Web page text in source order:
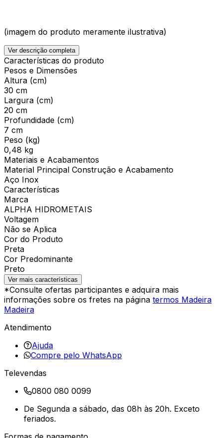
(imagem do produto meramente ilustrativa)
Ver descrição completa
Características do produto
Pesos e Dimensões
Altura (cm)
30 cm
Largura (cm)
20 cm
Profundidade (cm)
7 cm
Peso (kg)
0,48 kg
Materiais e Acabamentos
Material Principal Construção e Acabamento
Aço Inox
Características
Marca
ALPHA HIDROMETAIS
Voltagem
Não se Aplica
Cor do Produto
Preta
Cor Predominante
Preto
Ver mais características
*Consulte ofertas participantes e adquira mais
informações sobre os fretes na página termos Madeira
Madeira
Atendimento
Ajuda
Compre pelo WhatsApp
Televendas
0800 080 0099
De Segunda a sábado, das 08h às 20h. Exceto
feriados.